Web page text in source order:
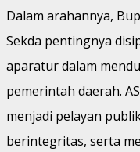
Dalam arahannya,
Sekda pentingnya
aparatur dalam
pemerintah daerah.
menjadi pelayan
berintegritas, serta